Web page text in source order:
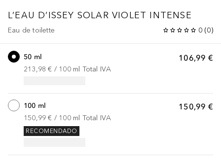
L’EAU D’ISSEY SOLAR VIOLET INTENSE
Eau de toilette 0 (0)
106,99 €
50 ml
213,98 € / 100 ml Total IVA
150,99 €
100 ml
150,99 € / 100 ml Total IVA
RECOMENDADO